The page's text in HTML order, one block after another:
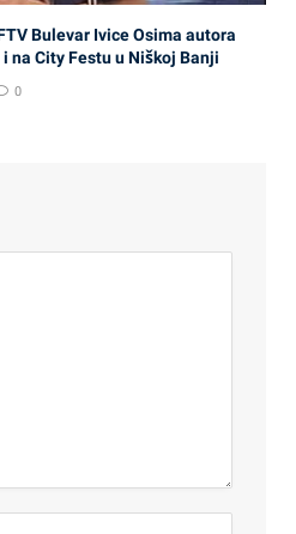
Bulevar Ivice Osima autora
na City Festu u Niškoj Banji
0